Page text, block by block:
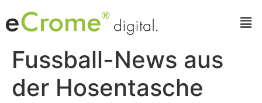
Fussball-News aus
der Hosentasche